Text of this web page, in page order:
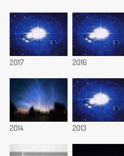
2017 2016
2014 2013